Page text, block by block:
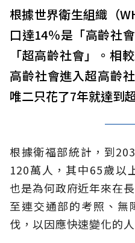
根據世界衛生組織（
口達14％是「高齡社
「超高齡社會」。相
高齡社會進入超高齡
唯二只花了7年就達到
根據衛福部統計，到
120萬人，其中65歲以
也是為何政府近年來在
至連交通部的考照、無
伐，以因應快速變化的